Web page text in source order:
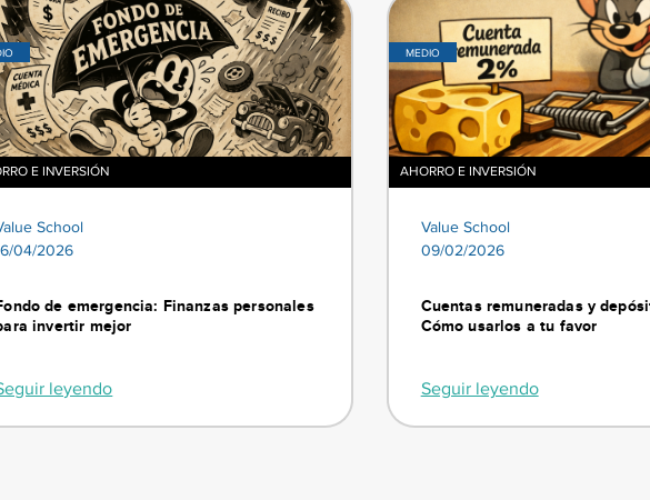
E INVERSIÓN
School
04/2026
de emergencia: Finanzas personales
invertir mejor
leyendo
MEDIO
AHORRO E INVERSIÓN
Value School
09/02/2026
Cuentas remuneradas y
Cómo usarlos a tu favor
Seguir leyendo